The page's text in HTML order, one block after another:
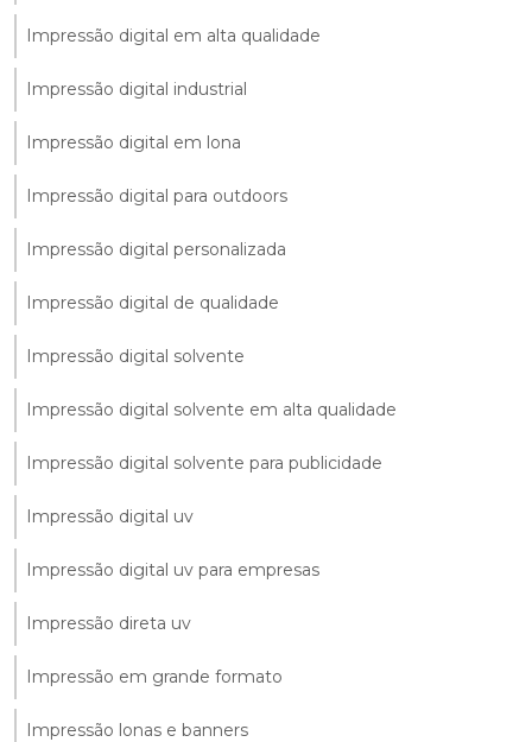
Impressão digital em alta qualidade
Impressão digital industrial
Impressão digital em lona
Impressão digital para outdoors
Impressão digital personalizada
Impressão digital de qualidade
Impressão digital solvente
Impressão digital solvente em alta qualidade
Impressão digital solvente para publicidade
Impressão digital uv
Impressão digital uv para empresas
Impressão direta uv
Impressão em grande formato
Impressão lonas e banners